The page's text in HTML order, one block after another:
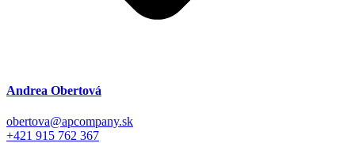
Andrea Obertová
obertova@apcompany.sk
+421 915 762 367